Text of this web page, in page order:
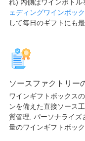
れ) 内側はワインボト
ェディングワインボッ
して毎日のギフトにも最
ソースファクトリー
ワインギフトボックス
ンを備えた直接ソース
質管理, パーソナライズ
量のワインギフトボッ